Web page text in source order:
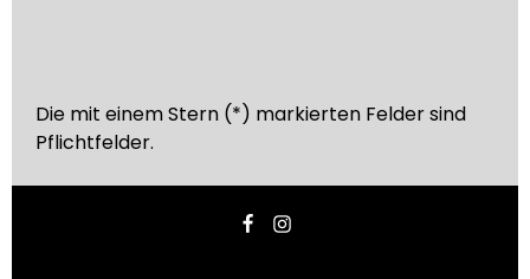
Die mit einem Stern (*) markierten Felder sind
Pflichtfelder.